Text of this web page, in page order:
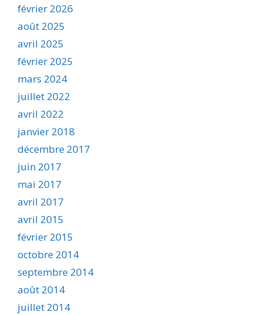
février 2026
août 2025
avril 2025
février 2025
mars 2024
juillet 2022
avril 2022
janvier 2018
décembre 2017
juin 2017
mai 2017
avril 2017
avril 2015
février 2015
octobre 2014
septembre 2014
août 2014
juillet 2014